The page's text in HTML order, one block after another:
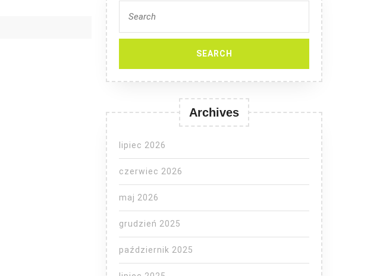
for:
Archives
lipiec 2026
czerwiec 2026
maj 2026
grudzień 2025
październik 2025